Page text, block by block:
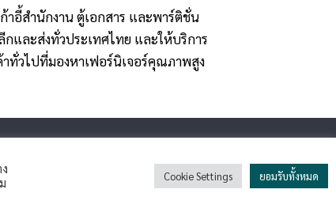
าอี้สำนักงาน ตู้เอกสาร และพาร์ติชั่น
และส่งทั่วประเทศไทย และให้บริการ
ทั่วไปที่มองหาเฟอร์นิเจอร์คุณภาพสูง
Cookie Settings ยอมรับทั้งหมด